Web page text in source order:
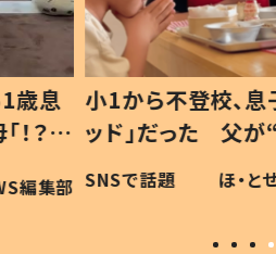
歳息
？」
編集部
小1から不登校、息
ッド」だった 父が
作り続ける理由と
#令和の子
SNSで話題 ほ・と